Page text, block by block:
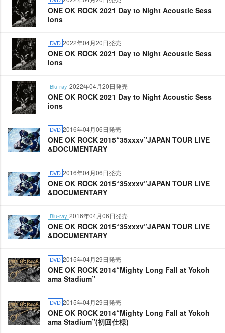
ONE OK ROCK 2021 Day to Night Acoustic Sess
ions
DVD 2022年04月20日発売
ONE OK ROCK 2021 Day to Night Acoustic Sess
ions
Blu-ray 2022年04月20日発売
ONE OK ROCK 2021 Day to Night Acoustic Sess
ions
DVD 2016年04月06日発売
ONE OK ROCK 2015“35xxxv”JAPAN TOUR LIVE
&DOCUMENTARY
DVD 2016年04月06日発売
ONE OK ROCK 2015“35xxxv”JAPAN TOUR LIVE
&DOCUMENTARY
Blu-ray 2016年04月06日発売
ONE OK ROCK 2015“35xxxv”JAPAN TOUR LIVE
&DOCUMENTARY
DVD 2015年04月29日発売
ONE OK ROCK 2014“Mighty Long Fall at Yokoh
ama Stadium”
DVD 2015年04月29日発売
ONE OK ROCK 2014“Mighty Long Fall at Yokoh
ama Stadium”(初回仕様)